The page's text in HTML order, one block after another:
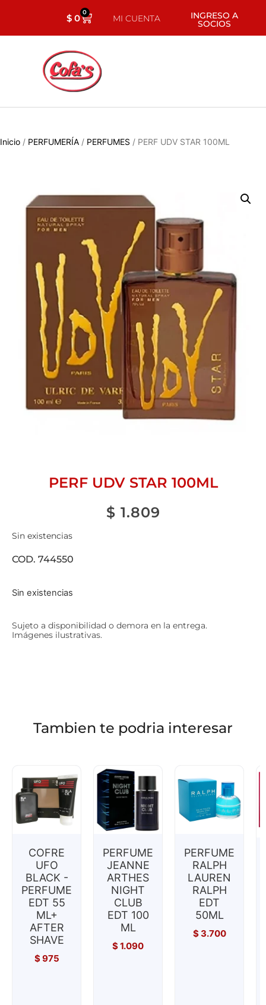
$0 0
MI CUENTA INGRESO A
SOCIOS
Inicio / PERFUMERÍA / PERFUMES / PERF UDV STAR 100ML
PERF UDV STAR 100ML
$ 1.809
Sin existencias
COD. 744550
Sin existencias
Sujeto a disponibilidad o demora en la entrega.
Imágenes ilustrativas.
Tambien te podria interesar
COFRE
UFO
BLACK -
PERFUME
EDT 55
ML+
AFTER
SHAVE
$975
PERFUME
JEANNE
ARTHES
NIGHT
CLUB
EDT 100
ML
$1.090
PERFUME
RALPH
LAUREN
RALPH
EDT
50ML
$3.700